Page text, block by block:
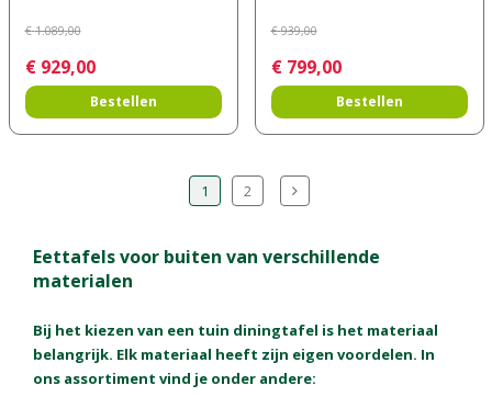
€ 1.089,00
€ 929,00
Bestellen
€ 939,00
€ 799,00
Bestellen
1 2
Eettafels voor buiten van verschillende
materialen
Bij het kiezen van een tuin diningtafel is het materiaal
belangrijk. Elk materiaal heeft zijn eigen voordelen. In
ons assortiment vind je onder andere: